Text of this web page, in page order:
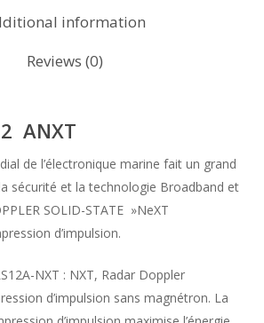
information
Reviews (0)
ANXT
de l’électronique marine fait un grand
sécurité et la technologie Broadband et
SOLID-STATE »NeXT
d’impulsion.
NXT : NXT, Radar Doppler
d’impulsion sans magnétron. La